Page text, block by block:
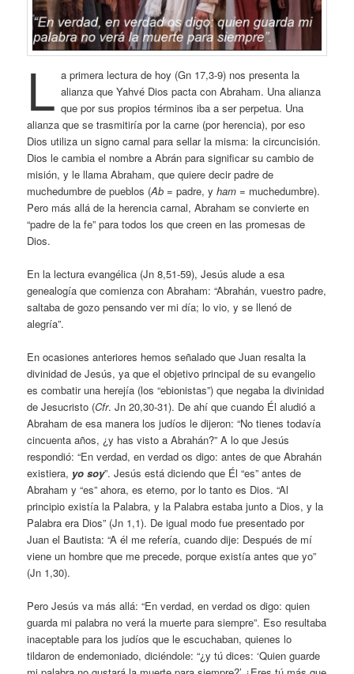
L a primera lectura de hoy (Gn 17,3-9) nos presenta la
alianza que Yahvé Dios pacta con Abraham. Una alianza
que por sus propios términos iba a ser perpetua. Una
alianza que se trasmitiría por la carne (por herencia), por eso
Dios utiliza un signo carnal para sellar la misma: la circuncisión.
Dios le cambia el nombre a Abrán para significar su cambio de
misión, y le llama Abraham, que quiere decir padre de
muchedumbre de pueblos (Ab = padre, yham = muchedumbre).
Pero más allá de la herencia carnal, Abraham se convierte en
“padre de la fe” para todos los que creen en las promesas de
Dios.
En la lectura evangélica (Jn 8,51-59), Jesús alude a esa
genealogía que comienza con Abraham: “Abrahán, vuestro padre,
saltaba de gozo pensando ver mi día; lo vio, y se llenó de
alegría”.
En ocasiones anteriores hemos señalado que Juan resalta la
divinidad de Jesús, ya que el objetivo principal de su evangelio
es combatir una herejía (los “ebionistas”) que negaba la divinidad
de Jesucristo (Cfr. Jn 20,30-31). De ahí que cuando Él aludió a
Abraham de esa manera los judíos le dijeron: “No tienes todavía
cincuenta años, ¿y has visto a Abrahán?” A lo que Jesús
respondió: “En verdad, en verdad os digo: antes de que Abrahán
existiera, yo soy”. Jesús está diciendo que Él “es” antes de
Abraham y “es” ahora, es eterno, por lo tanto es Dios. “Al
principio existía la Palabra, y la Palabra estaba junto a Dios, y la
Palabra era Dios” (Jn 1,1). De igual modo fue presentado por
Juan el Bautista: “A él me refería, cuando dije: Después de mí
viene un hombre que me precede, porque existía antes que yo”
(Jn 1,30).
Pero Jesús va más allá: “En verdad, en verdad os digo: quien
guarda mi palabra no verá la muerte para siempre”. Eso resultaba
inaceptable para los judíos que le escuchaban, quienes lo
tildaron de endemoniado, diciéndole: “¿y tú dices: ‘Quien guarde